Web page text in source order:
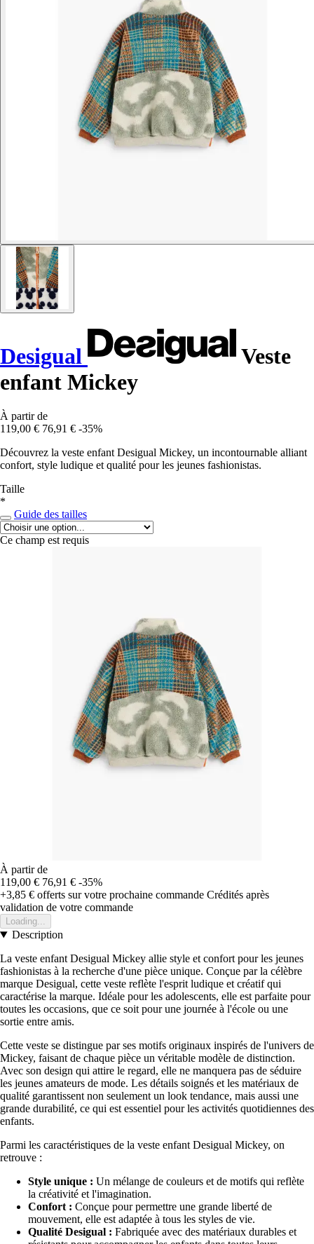
Desigual
Veste
enfant Mickey
À partir de
119,00 € 76,91 € -35%
Découvrez la veste enfant Desigual Mickey, un incontournable alliant
confort, style ludique et qualité pour les jeunes fashionistas.
Taille
*
Guide des tailles
Ce champ est requis
À partir de
119,00 € 76,91 € -35%
+3,85 € offerts sur votre prochaine commande Crédités après
validation de votre commande
Loading...
Description
La veste enfant Desigual Mickey allie style et confort pour les jeunes
fashionistas à la recherche d'une pièce unique. Conçue par la célèbre
marque Desigual, cette veste reflète l'esprit ludique et créatif qui
caractérise la marque. Idéale pour les adolescents, elle est parfaite pour
toutes les occasions, que ce soit pour une journée à l'école ou une
sortie entre amis.
Cette veste se distingue par ses motifs originaux inspirés de l'univers de
Mickey, faisant de chaque pièce un véritable modèle de distinction.
Avec son design qui attire le regard, elle ne manquera pas de séduire
les jeunes amateurs de mode. Les détails soignés et les matériaux de
qualité garantissent non seulement un look tendance, mais aussi une
grande durabilité, ce qui est essentiel pour les activités quotidiennes des
enfants.
Parmi les caractéristiques de la veste enfant Desigual Mickey, on
retrouve :
Style unique : Un mélange de couleurs et de motifs qui reflète
la créativité et l'imagination.
Confort : Conçue pour permettre une grande liberté de
mouvement, elle est adaptée à tous les styles de vie.
Qualité Desigual : Fabriquée avec des matériaux durables et